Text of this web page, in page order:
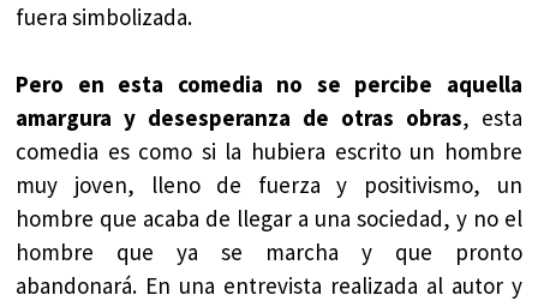
fuera simbolizada.
Pero en esta comedia no se percibe aquella
amargura y desesperanza de otras obras, esta
comedia es como si la hubiera escrito un hombre
muy joven, lleno de fuerza y positivismo, un
hombre que acaba de llegar a una sociedad, y no el
hombre que ya se marcha y que pronto
abandonará. En una entrevista realizada al autor y